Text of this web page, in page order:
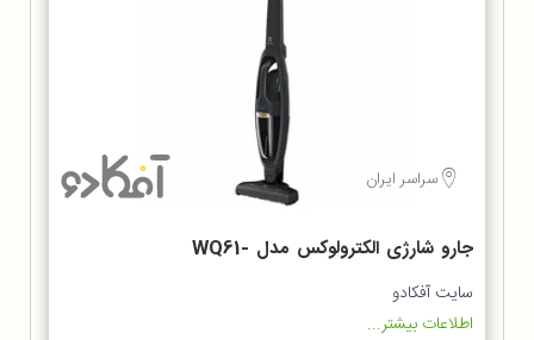
سراسر ایران
جارو شارژی الکترولوکس مدل WQ61-
1OGG
سایت آفکادو
اطلاعات بیشتر...